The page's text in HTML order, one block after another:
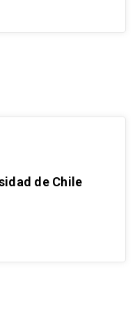
de Chile